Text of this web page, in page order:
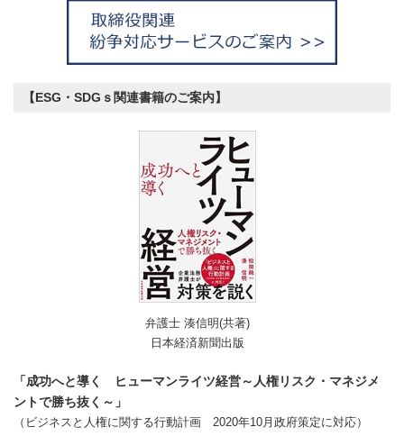
【ESG・SDGｓ関連書籍のご案内】
弁護士 湊信明(共著)
日本経済新聞出版
「成功へと導く ヒューマンライツ経営～人権リスク・マネジメ
ントで勝ち抜く～」
（ビジネスと人権に関する行動計画 2020年10月政府策定に対応）